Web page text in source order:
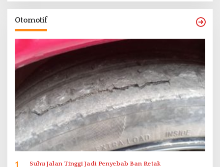
Otomotif
Suhu Jalan Tinggi Jadi Penyebab Ban Retak